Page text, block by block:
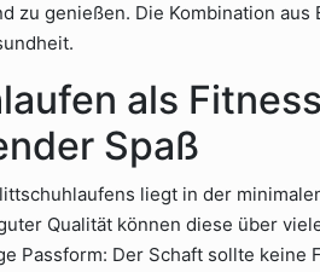
zu genießen. Die Kombination
als
Spaß
liegt in der
Qualität können diese über
Passform: Der Schaft sollte keine